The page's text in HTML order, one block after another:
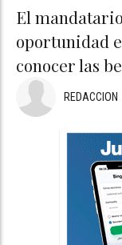
El
oportunidad
conocer las
REDACCION